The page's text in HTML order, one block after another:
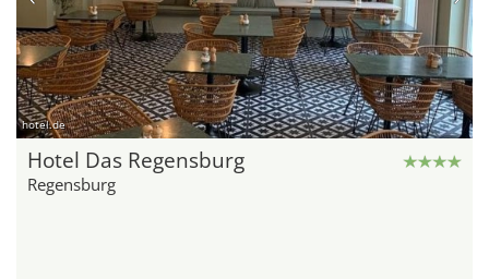
hotel.de
Hotel Das Regensburg
Regensburg